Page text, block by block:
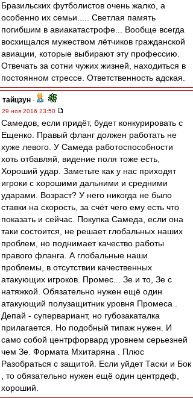
Бразильских футболистов очень жалко, а
особенно их семьи..... Светлая память
погибшим в авиакатастрофе... Вообще всегда
восхищался мужеством лётчиков гражданской
авиации, которые выбирают эту профессию.
Отвечать за сотни чужих жизней, находиться в
постоянном стрессе. Ответственность адская.
тайцзун -
29 ноя 2016 23:50
Самедов, если придёт, будет конкурировать с
Ещенко. Правый фланг должен работать не
хуже левого. У Самеда работоспособности
хоть отбавляй, видение поля тоже есть,
Хороший удар. Заметьте как у нас приходят
игроки с хорошими дальними и средними
ударами. Возраст? У него никогда не было
ставки на скорость, за счёт чего ему есть что
показать и сейчас. Покупка Самеда, если она
таки состоится, не решает глобальных наших
проблем, но поднимает качество работы
правого фланга. А глобальные наши
проблемы, в отсутствии качественных
атакующих игроков. Промес... Зе и то, Зе с
натяжкой. Обязательно нужен ещё один
атакующий полузащитник уровня Промеса .
Депай - супервариант, но губозакаталка
прилагается. Но подобный типаж нужен. И
само собой центрфорвард уровнем серьезней
чем Зе. Формата Мхитаряна . Плюс
Разобраться с защитой. Если уйдет Таски и Бок
, то обязательно нужен ещё один центрдеф,
хороший.